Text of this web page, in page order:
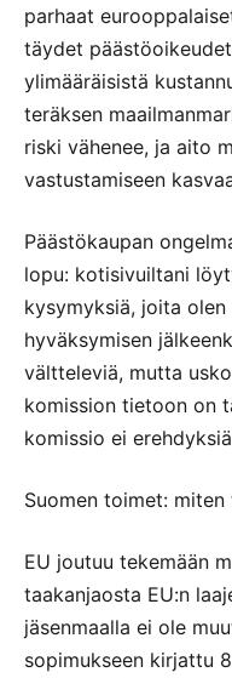
parhaat
täydet
ylimääräisistä
teräksen
riski vähenee, ja aito
vastustamiseen
Päästökaupan
lopu: kotisivuiltani
kysymyksiä, joita
hyväksymisen
vältteleviä, mutta
komission tietoon on
komissio ei
Suomen toimet:
EU joutuu tekemään
taakanjaosta EU:n
jäsenmaalla ei ole
sopimukseen kirjattu